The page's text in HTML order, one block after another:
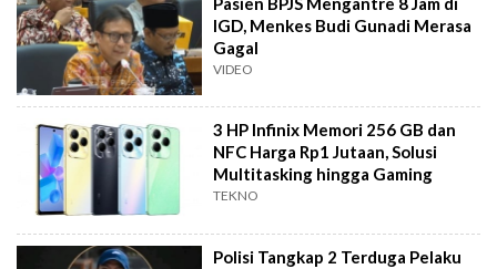
IGD, Menkes Budi Gunadi Merasa
Gagal
VIDEO
3 HP Infinix Memori 256 GB dan
NFC Harga Rp1 Jutaan, Solusi
Multitasking hingga Gaming
TEKNO
Polisi Tangkap 2 Terduga Pelaku